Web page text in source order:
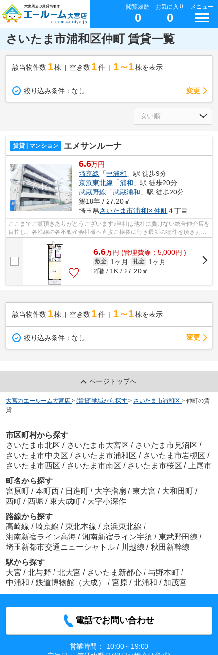
閲覧履歴
0
お気に入り
0
メニュー
さいたま市浦和区仲町 賃貸一覧
該当物件数 1棟 空き数 1 件 1～1 棟を表示
絞り込み条件： なし 変更
賃貸 | マンション エメサンルーナ
6.6万円
埼京線 「中浦和 」駅 徒歩9分
京浜東北線 「浦和 」駅 徒歩20分
武蔵野線 「武蔵浦和 」駅 徒歩20分
築18年 / 27.20㎡
埼玉県さいたま市浦和区仲町４丁目
ここまでご覧頂きありがとうございます♪当社は他社に負けない総合仲介店を
目指し、各沿線の各不動産会社様へ直接ご挨拶に行き最新の物件を頂きお客
様へ提供しております！最新の情報は...
6.6万円 (管理費等：5,000円 )
敷金 1ヶ月 礼金
1ヶ月
2階 / 1K / 27.20㎡
該当物件数 1棟 空き数 1 件 1～1 棟を表示
絞り込み条件： なし 変更
ページトップへ
大宮のエールーム大宮店 > (賃貸)地域から探す > さいたま市浦和区 > 仲町の賃
貸
市区町村から探す
さいたま市北区 / さいたま市大宮区 / さいたま市見沼区 /
さいたま市中央区 / さいたま市浦和区 / さいたま市岩槻区 /
さいたま市西区 / さいたま市南区 / さいたま市桜区 /
上尾市
町名から探す
宮原町 / 本町西 / 日進町 / 大字指扇 / 東大宮 / 大和田町 /
西町 / 西堀 / 東大成町 / 大字小深作
路線から探す
高崎線 / 埼京線 / 東北本線 / 京浜東北線 /
湘南新宿ライン高海 / 湘南新宿ライン宇須 / 東武野田線 /
埼玉新都市交通ニューシャトル / 川越線 / 秋田新幹線
駅から探す
大宮 / 北与野 / 北大宮 / さいたま新都心 / 与野本町 /
中浦和 / 鉄道博物館（大成） / 宮原 / 北浦和 / 加茂宮
電話でお問い合わせ
営業時間：
10:00～19:00